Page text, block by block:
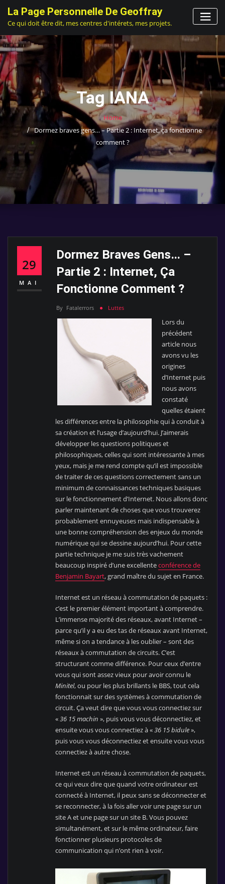
content
La Page Personnelle De Geoffray
Ce qui doit être dit, mes centres d'intérets, mes projets.
Tag IANA
Home
Dormez braves gens… – Partie 2 : Internet, ça fonctionne
comment ?
29
MAI
Dormez Braves Gens… –
Partie 2 : Internet, Ça
Fonctionne Comment ?
By Fatalerrors Luttes
Lors du
précédent
article nous
avons vu les
origines
d’Internet puis
nous avons
constaté
quelles étaient
les différences entre la philosophie qui à conduit à
sa création et l’usage d’aujourd’hui. J’aimerais
développer les questions politiques et
philosophiques, celles qui sont intéressante à mes
yeux, mais je me rend compte qu’il est impossible
de traiter de ces questions correctement sans un
minimum de connaissances techniques basiques
sur le fonctionnement d’Internet. Nous allons donc
parler maintenant de choses que vous trouverez
probablement ennuyeuses mais indispensable à
une bonne compréhension des enjeux du monde
numérique qui se dessine aujourd’hui. Pour cette
partie technique je me suis très vachement
beaucoup inspiré d’une excellenteconférence de
Benjamin Bayart, grand maître du sujet en France.
Internet est un réseau à commutation de paquets :
c’est le premier élément important à comprendre.
L’immense majorité des réseaux, avant Internet –
parce qu’il y a eu des tas de réseaux avant Internet,
même si on a tendance à les oublier – sont des
réseaux à commutation de circuits. C’est
structurant comme différence. Pour ceux d’entre
vous qui sont assez vieux pour avoir connu le
Minitel, ou pour les plus brillants le BBS, tout cela
fonctionnait sur des systèmes à commutation de
circuit. Ça veut dire que vous vous connectiez sur
«36 15 machin », puis vous vous déconnectiez, et
ensuite vous vous connectiez à «36 15 bidule»,
puis vous vous déconnectiez et ensuite vous vous
connectiez à autre chose.
Internet est un réseau à commutation de paquets,
ce qui veux dire que quand votre ordinateur est
connecté à Internet, il peux sans se déconnecter et
se reconnecter, à la fois aller voir une page sur un
site A et une page sur un site B. Vous pouvez
simultanément, et sur le même ordinateur, faire
fonctionner plusieurs protocoles de
communication qui n’ont rien à voir.